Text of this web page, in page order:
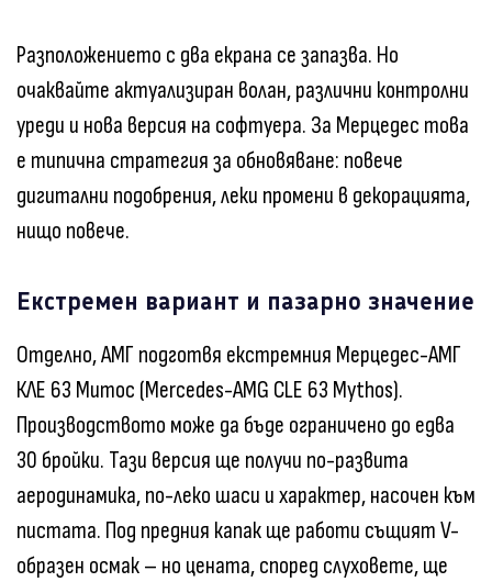
Разположението с два екрана се запазва. Но
очаквайте актуализиран волан, различни контролни
уреди и нова версия на софтуера. За Мерцедес това
е типична стратегия за обновяване: повече
дигитални подобрения, леки промени в декорацията,
нищо повече.
Екстремен вариант и пазарно значение
Отделно, АМГ подготвя екстремния Мерцедес-АМГ
КЛЕ 63 Митос (Mercedes-AMG CLE 63 Mythos).
Производството може да бъде ограничено до едва
30 бройки. Тази версия ще получи по-развита
аеродинамика, по-леко шаси и характер, насочен към
пистата. Под предния капак ще работи същият V-
образен осмак – но цената, според слуховете, ще